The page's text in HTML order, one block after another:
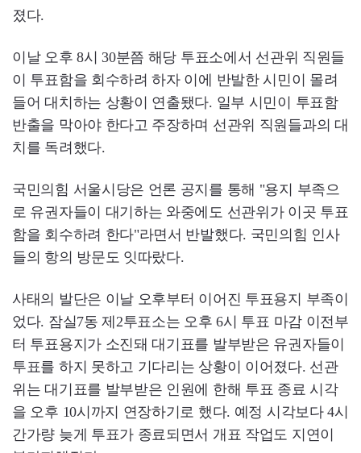
졌다.
이날 오후 8시 30분쯤 해당 투표소에서 선관위 직원들
이 투표함을 회수하려 하자 이에 반발한 시민이 몰려
들어 대치하는 상황이 연출됐다. 일부 시민이 투표함
반출을 막아야 한다고 주장하며 선관위 직원들과의 대
치를 독려했다.
국민의힘 서울시당은 언론 공지를 통해 "용지 부족으
로 유권자들이 대기하는 와중에도 선관위가 이곳 투표
함을 회수하려 한다"라면서 반발했다. 국민의힘 인사
들의 항의 방문도 잇따랐다.
사태의 발단은 이날 오후부터 이어진 투표용지 부족이
었다. 잠실7동 제2투표소는 오후 6시 투표 마감 이전부
터 투표용지가 소진돼 대기표를 발부받은 유권자들이
투표를 하지 못하고 기다리는 상황이 이어졌다. 선관
위는 대기표를 발부받은 인원에 한해 투표 종료 시각
을 오후 10시까지 연장하기로 했다. 예정 시각보다 4시
간가량 늦게 투표가 종료되면서 개표 작업도 지연이